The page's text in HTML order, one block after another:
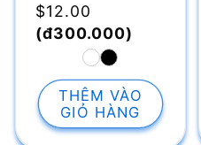
Giá
thông
thường
$12.00
(đ300.000)
THÊM VÀO
GIỎ HÀNG